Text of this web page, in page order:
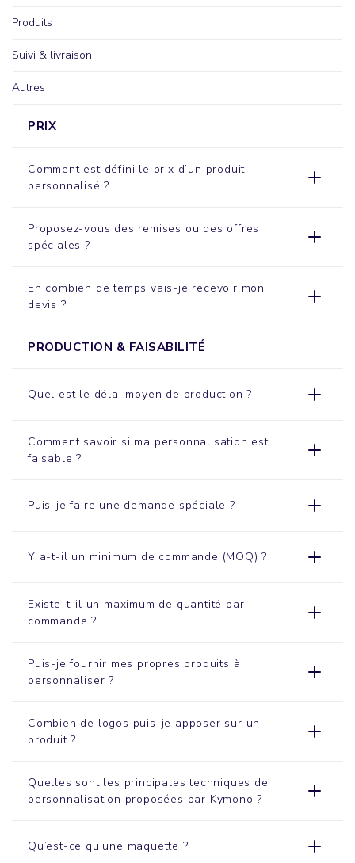
Produits
Suivi & livraison
Autres
PRIX
Comment est défini le prix d’un produit
personnalisé ?
Proposez-vous des remises ou des offres
spéciales ?
En combien de temps vais-je recevoir mon
devis ?
PRODUCTION & FAISABILITÉ
Quel est le délai moyen de production ?
Comment savoir si ma personnalisation est
faisable ?
Puis-je faire une demande spéciale ?
Y a-t-il un minimum de commande (MOQ) ?
Existe-t-il un maximum de quantité par
commande ?
Puis-je fournir mes propres produits à
personnaliser ?
Combien de logos puis-je apposer sur un
produit ?
Quelles sont les principales techniques de
personnalisation proposées par Kymono ?
Qu’est-ce qu’une maquette ?